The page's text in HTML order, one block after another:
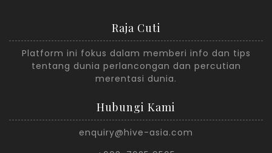
Raja Cuti
Platform ini fokus dalam memberi info dan tips
tentang dunia perlancongan dan percutian
merentasi dunia.
Hubungi Kami
enquiry@hive-asia.com